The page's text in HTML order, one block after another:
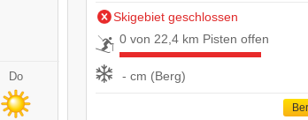
Do
Skigebiet geschlossen
0 von 22,4 km Pisten offen
- cm (Berg)